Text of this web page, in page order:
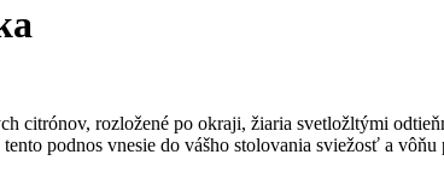
citrónov, rozložené po okraji, žiaria svetložltými
podnos vnesie do vášho stolovania sviežosť a vôňu